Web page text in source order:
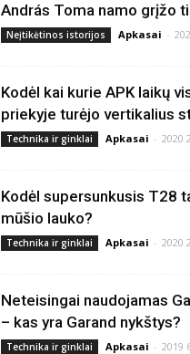
András Toma namo grįžo
Neįtikėtinos istorijos Apkasai -
Kodėl kai kurie APK laikų
priekyje turėjo vertikalius
Technika ir ginklai Apkasai - 2020
Kodėl supersunkusis T28
mūšio lauko?
Technika ir ginklai Apkasai - 2020
Neteisingai naudojamas
– kas yra Garand nykštys?
Technika ir ginklai Apkasai - 2019